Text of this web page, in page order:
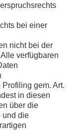
bei einer
nicht bei der
verfügbaren
gem. Art.
in diesen
über die
und die